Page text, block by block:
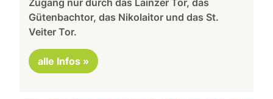
Gütenbachtor, das Nikolaitor und das St.
Veiter Tor.
alle Infos »